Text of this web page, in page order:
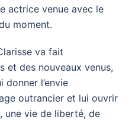
actrice venue avec le
moment.
va fait
et des nouveaux venus,
l’envie
outrancier et lui ouvrir
une vie de liberté, de